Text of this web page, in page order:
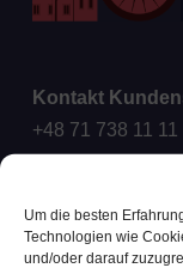
Um die besten
Technologien wie
und/oder darauf
Kontakt
+48 71 738 11 11
Beschwerden